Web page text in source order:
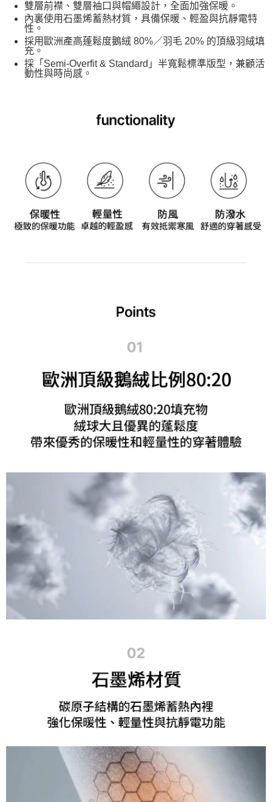
宅配
每筆NT$80，滿NT$990(含以上)免運費
雙層前襟、雙層袖口與帽繩設計，全面加強保暖。
內裏使用石墨烯蓄熱材質，具備保暖、輕盈與抗靜電特
性。
採用歐洲產高蓬鬆度鵝絨 80%／羽毛 20% 的頂級羽絨填
充。
採「Semi-Overfit & Standard」半寬鬆標準版型，兼顧活
動性與時尚感。